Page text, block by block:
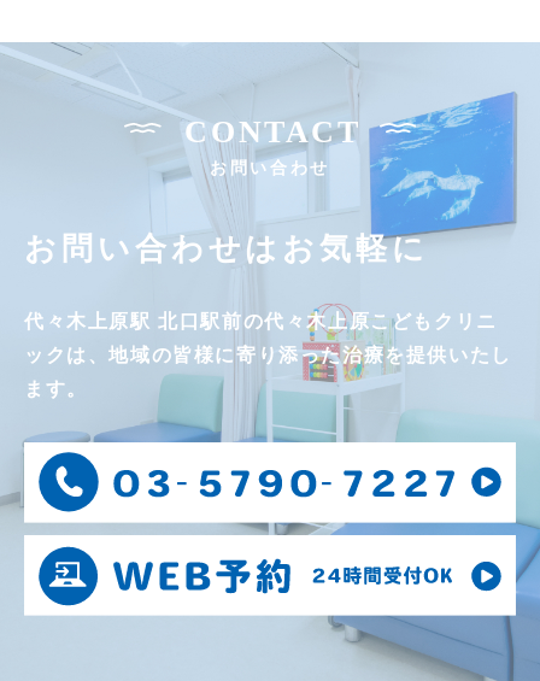
CONTACT
お問い合わせ
お問い合わせはお気軽に
代々木上原駅 北口駅前の代々木上原こどもクリニ
ックは、地域の皆様に寄り添った治療を提供いたし
ます。